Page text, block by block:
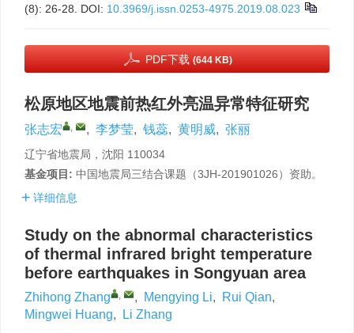
(8): 26-28. DOI: 10.3969/j.issn.0253-4975.2019.08.023
PDF下载 (644 KB)
松原地区地震前热红外亮温异常特征研究
张志宏 , , 李梦莹, 钱蕊, 黄明威, 张丽
辽宁省地震局，沈阳 110034
基金项目: 中国地震局三结合课题（3JH-201901026）资助。
详细信息
Study on the abnormal characteristics
of thermal infrared bright temperature
before earthquakes in Songyuan area
Zhihong Zhang , , Mengying Li, Rui Qian,
Mingwei Huang, Li Zhang